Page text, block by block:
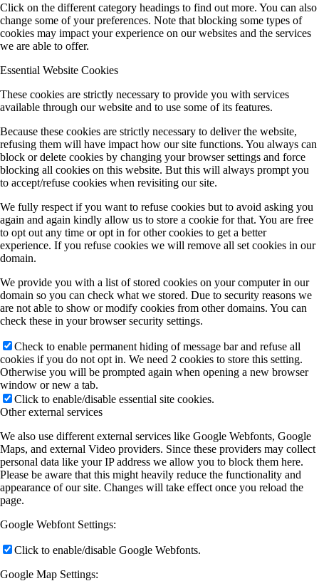
Click on the different category headings to find out more. You can also
change some of your preferences. Note that blocking some types of
cookies may impact your experience on our websites and the services
we are able to offer.
Essential Website Cookies
These cookies are strictly necessary to provide you with services
available through our website and to use some of its features.
Because these cookies are strictly necessary to deliver the website,
refusing them will have impact how our site functions. You always can
block or delete cookies by changing your browser settings and force
blocking all cookies on this website. But this will always prompt you
to accept/refuse cookies when revisiting our site.
We fully respect if you want to refuse cookies but to avoid asking you
again and again kindly allow us to store a cookie for that. You are free
to opt out any time or opt in for other cookies to get a better
experience. If you refuse cookies we will remove all set cookies in our
domain.
We provide you with a list of stored cookies on your computer in our
domain so you can check what we stored. Due to security reasons we
are not able to show or modify cookies from other domains. You can
check these in your browser security settings.
Check to enable permanent hiding of message bar and refuse all
cookies if you do not opt in. We need 2 cookies to store this setting.
Otherwise you will be prompted again when opening a new browser
window or new a tab.
Click to enable/disable essential site cookies.
Other external services
We also use different external services like Google Webfonts, Google
Maps, and external Video providers. Since these providers may collect
personal data like your IP address we allow you to block them here.
Please be aware that this might heavily reduce the functionality and
appearance of our site. Changes will take effect once you reload the
page.
Google Webfont Settings:
Click to enable/disable Google Webfonts.
Google Map Settings: